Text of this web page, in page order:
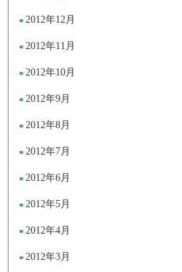
2012年12月
2012年11月
2012年10月
2012年9月
2012年8月
2012年7月
2012年6月
2012年5月
2012年4月
2012年3月